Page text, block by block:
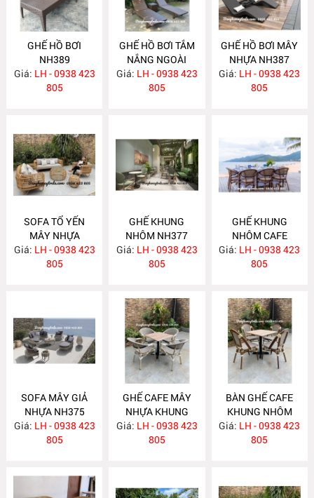
GHẾ HỒ BƠI
NH389
Giá: LH - 0938 423
805
GHẾ HỒ BƠI TẮM
NẮNG NGOÀI
TRỜI NH388
Giá: LH - 0938 423
805
GHẾ HỒ BƠI MÂY
NHỰA NH387
Giá: LH - 0938 423
805
SOFA TỔ YẾN
MÂY NHỰA
NH378
Giá: LH - 0938 423
805
GHẾ KHUNG
NHÔM NH377
Giá: LH - 0938 423
805
GHẾ KHUNG
NHÔM CAFE
NH376
Giá: LH - 0938 423
805
SOFA MÂY GIẢ
NHỰA NH375
Giá: LH - 0938 423
805
GHẾ CAFE MÂY
NHỰA KHUNG
NHÔM NH374
Giá: LH - 0938 423
805
BÀN GHẾ CAFE
KHUNG NHÔM
MÂY NHỰA
NH373
Giá: LH - 0938 423
805